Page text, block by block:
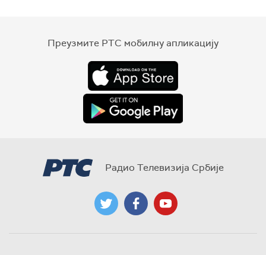
Преузмите РТС мобилну апликацију
Радио Телевизија Србије